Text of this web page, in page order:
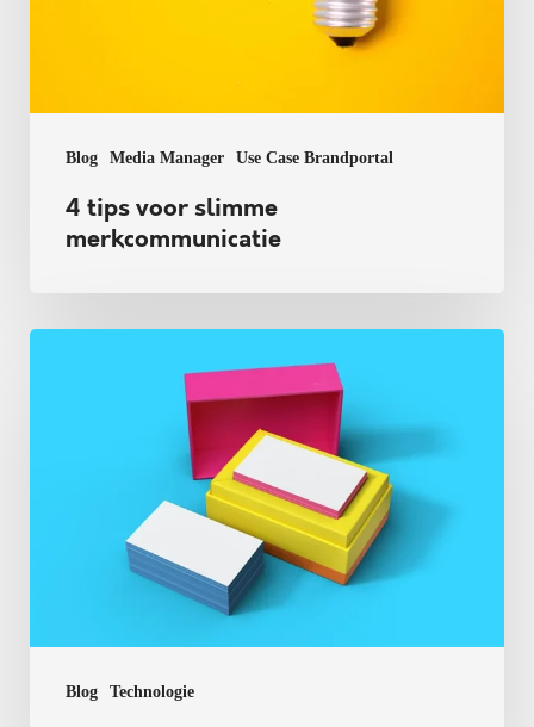
Blog Media Manager Use Case Brandportal
4 tips voor slimme
merkcommunicatie
Blog Technologie